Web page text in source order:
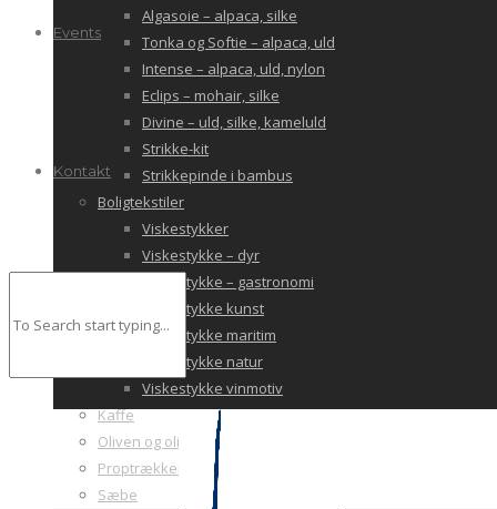
Algasoie – alpaca, silke
Tonka og Softie – alpaca, uld
Intense – alpaca, uld, nylon
Eclips – mohair, silke
Divine – uld, silke, kameluld
Strikke-kit
Strikkepinde i bambus
Boligtekstiler
Viskestykker
Viskestykke – dyr
Viskestykke – gastronomi
Viskestykke kunst
Viskestykke maritim
Viskestykke natur
Viskestykke vinmotiv
Kaffe
Oliven og olivenolie
Proptrækkeri
Sæbe
Events
Kontakt